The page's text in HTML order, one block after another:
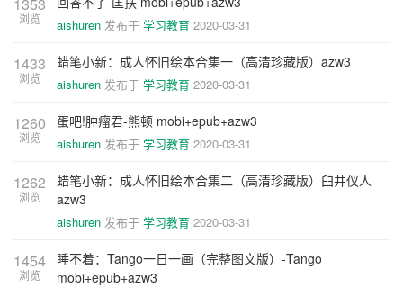
浏览 aishuren 发布于 学习教育 2020-03-31
1433
浏览
蜡笔小新：成人怀旧绘本合集一（高清珍藏版）azw3
aishuren 发布于 学习教育 2020-03-31
1260
浏览
蛋吧!肿瘤君-熊顿 mobi+epub+azw3
aishuren 发布于 学习教育 2020-03-31
1262
浏览
蜡笔小新：成人怀旧绘本合集二（高清珍藏版）臼井仪人
azw3
aishuren 发布于 学习教育 2020-03-31
1454
浏览
睡不着：Tango一日一画（完整图文版）-Tango
mobi+epub+azw3